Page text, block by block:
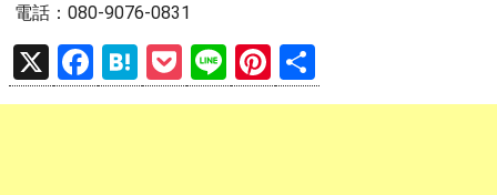
電話：080-9076-0831
X
F
a
H
at
P
o
Li
n
Pi
nt 有